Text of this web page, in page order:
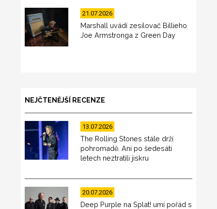
21.07.2026
Marshall uvádí zesilovač Billieho
Joe Armstronga z Green Day
NEJČTENĚJŠÍ RECENZE
13.07.2026
The Rolling Stones stále drží
pohromadě. Ani po šedesáti
letech neztratili jiskru
20.07.2026
Deep Purple na Splat! umí pořád s